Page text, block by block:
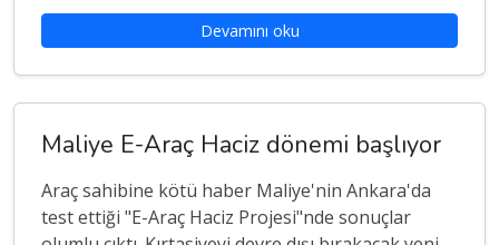
Devamını oku
Maliye E-Araç Haciz dönemi başlıyor
Araç sahibine kötü haber Maliye'nin Ankara'da
test ettiği "E-Araç Haciz Projesi"nde sonuçlar